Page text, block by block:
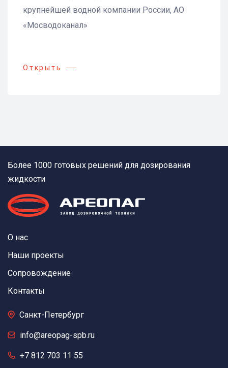
крупнейшей водной компании России, АО
«Мосводоканал»
Открыть
Более 1000 готовых решений для дозирования
жидкости
О нас
Наши проекты
Сопровождение
Контакты
Санкт-Петербург
info@areopag-spb.ru
+7 812 703 11 55